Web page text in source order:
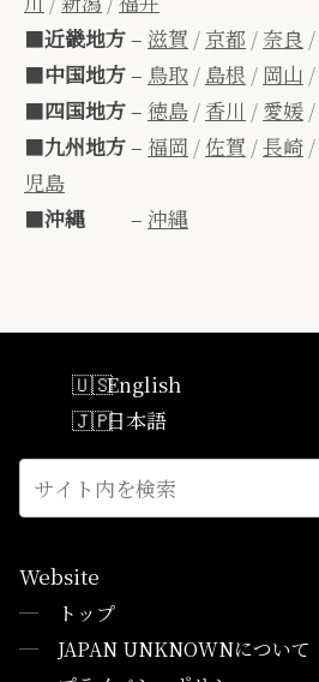
■近畿地方– 滋賀 / 京都 / 奈良 /
■中国地方– 鳥取 / 島根 / 岡山 /
■四国地方– 徳島 / 香川 / 愛媛 /
■九州地方– 福岡 /佐賀 /長崎 /
児島
■沖縄 – 沖縄
English
日本語
Website
─
トップ
─ JAPAN UNKNOWNについて